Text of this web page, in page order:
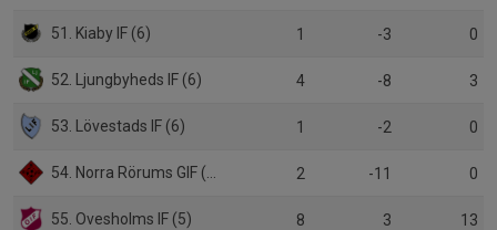
51. Kiaby IF (6) 1 -3 0
52. Ljungbyheds IF (6) 4 -8 3
53. Lövestads IF (6) 1 -2 0
54. Norra Rörums GIF (6) 2 -11 0
55. Ovesholms IF (5) 8 3 13